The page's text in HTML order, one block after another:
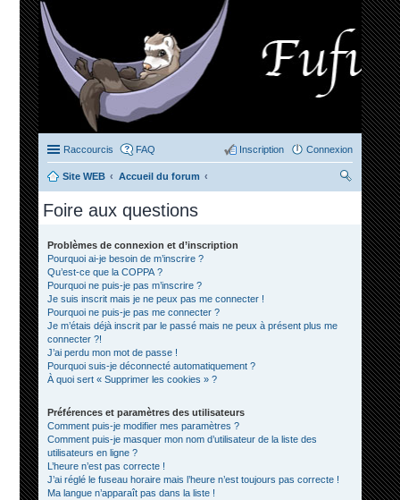
Raccourcis FAQ Connexion
Inscription
Site WEB
Accueil du forum
Foire aux questions
Problèmes de connexion et d’inscription
Pourquoi ai-je besoin de m’inscrire ?
Qu’est-ce que la COPPA ?
Pourquoi ne puis-je pas m’inscrire ?
Je suis inscrit mais je ne peux pas me connecter !
Pourquoi ne puis-je pas me connecter ?
Je m’étais déjà inscrit par le passé mais ne peux à présent plus me
connecter ?!
J’ai perdu mon mot de passe !
Pourquoi suis-je déconnecté automatiquement ?
À quoi sert « Supprimer les cookies » ?
Préférences et paramètres des utilisateurs
Comment puis-je modifier mes paramètres ?
Comment puis-je masquer mon nom d’utilisateur de la liste des
utilisateurs en ligne ?
L’heure n’est pas correcte !
J’ai réglé le fuseau horaire mais l’heure n’est toujours pas correcte !
Ma langue n’apparaît pas dans la liste !